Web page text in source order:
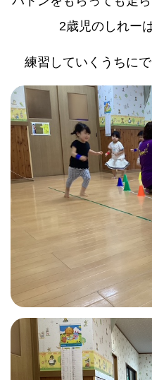
2歳児のしれー
練習していくうちに